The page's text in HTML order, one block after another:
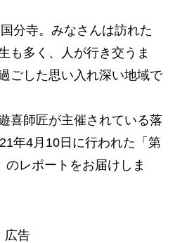
分寺。みなさんは訪れた
も多く、人が行き交うま
ごした思い入れ深い地域で
喜師匠が主催されている落
年4月10日に行われた「第
レポートをお届けしま
広告